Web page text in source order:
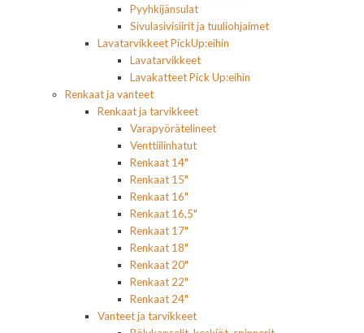
Pyyhkijänsulat
Sivulasivisiirit ja tuuliohjaimet
Lavatarvikkeet PickUp:eihin
Lavatarvikkeet
Lavakatteet Pick Up:eihin
Renkaat ja vanteet
Renkaat ja tarvikkeet
Varapyörätelineet
Venttiilinhatut
Renkaat 14"
Renkaat 15"
Renkaat 16"
Renkaat 16,5"
Renkaat 17"
Renkaat 18"
Renkaat 20"
Renkaat 22"
Renkaat 24"
Vanteet ja tarvikkeet